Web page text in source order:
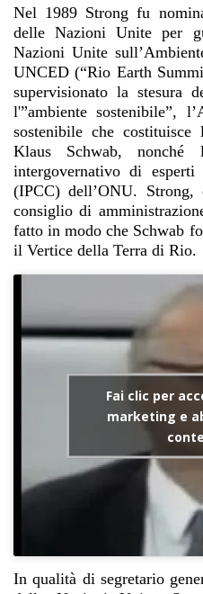
Nel 1989 Strong fu
delle Nazioni Unite per
Nazioni Unite
UNCED (“Rio Earth
supervisionato la stesura
l'”ambiente sostenibile”,
sostenibile che
Klaus Schwab, nonché
intergovernativo di
(IPCC) dell’ONU. Strong,
consiglio di
fatto in modo che Schwab
il Vertice della Terra di Rio.
Fai clic per
marketing e
In qualità di segretario